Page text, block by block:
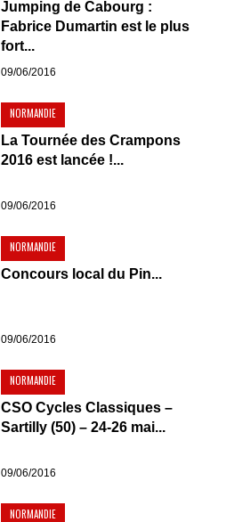
Jumping de Cabourg :
Fabrice Dumartin est le plus
fort...
09/06/2016
NORMANDIE
La Tournée des Crampons
2016 est lancée !...
09/06/2016
NORMANDIE
Concours local du Pin...
09/06/2016
NORMANDIE
CSO Cycles Classiques –
Sartilly (50) – 24-26 mai...
09/06/2016
NORMANDIE